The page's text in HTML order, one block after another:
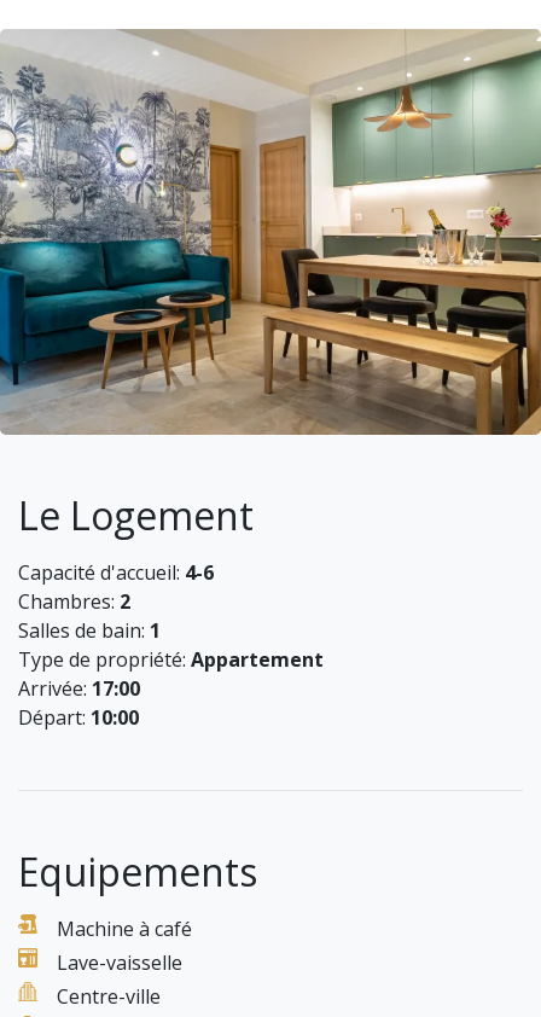
Le Musée du Louvre, le jardin du Palais-Royal et les
Quais de Seine sont à 10 minutes à pied.
Parfaitement desservi par plusieurs ligne de bus et
métro: Sentier (ligne 3) et Etienne Marcel (ligne 4).
Le RER Châtelet les Halles est à moins de 10
minutes.
Le Logement
Capacité d'accueil: 4-6
Chambres: 2
Salles de bain: 1
Type de propriété: Appartement
Arrivée: 17:00
Départ: 10:00
Equipements
Machine à café
Lave-vaisselle
Centre-ville